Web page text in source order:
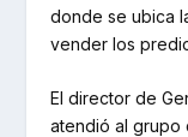
donde se ubica
vender los
El director de
atendió al grupo